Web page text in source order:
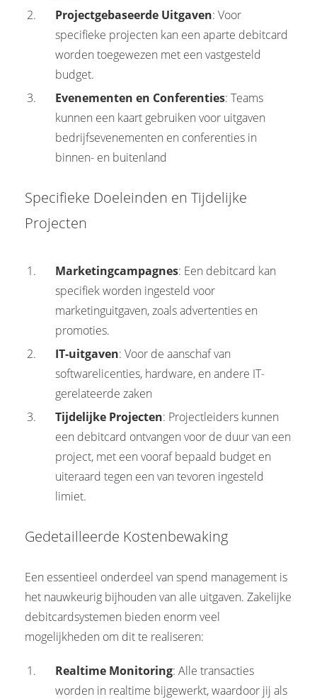
Projectgebaseerde Uitgaven: Voor
specifieke projecten kan een aparte debitcard
worden toegewezen met een vastgesteld
budget.
Evenementen en Conferenties: Teams
kunnen een kaart gebruiken voor uitgaven
bedrijfsevenementen en conferenties in
binnen- en buitenland
Specifieke Doeleinden en Tijdelijke
Projecten
Marketingcampagnes: Een debitcard kan
specifiek worden ingesteld voor
marketinguitgaven, zoals advertenties en
promoties.
IT-uitgaven: Voor de aanschaf van
softwarelicenties, hardware, en andere IT-
gerelateerde zaken
Tijdelijke Projecten: Projectleiders kunnen
een debitcard ontvangen voor de duur van een
project, met een vooraf bepaald budget en
uiteraard tegen een van tevoren ingesteld
limiet.
Gedetailleerde Kostenbewaking
Een essentieel onderdeel van spend management is
het nauwkeurig bijhouden van alle uitgaven. Zakelijke
debitcardsystemen bieden enorm veel
mogelijkheden om dit te realiseren:
Realtime Monitoring: Alle transacties
worden in realtime bijgewerkt, waardoor jij als